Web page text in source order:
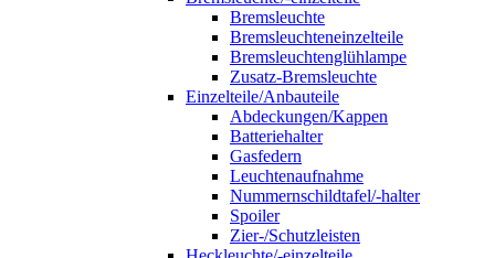
Bremsleuchte
Bremsleuchteneinzelteile
Bremsleuchtenglühlampe
Zusatz-Bremsleuchte
Einzelteile/Anbauteile
Abdeckungen/Kappen
Batteriehalter
Gasfedern
Leuchtenaufnahme
Nummernschildtafel/-halter
Spoiler
Zier-/Schutzleisten